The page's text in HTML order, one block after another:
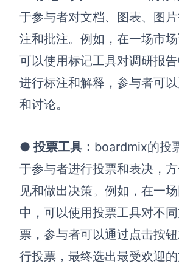
于参与者对文档、图表、图
注和批注。例如，在一场市场
可以使用标记工具对调研报
进行标注和解释，参与者可
和讨论。
● 投票工具 ： boardmix的投
于参与者进行投票和表决，
见和做出决策。例如，在一
中，可以使用投票工具对不
票，参与者可以通过点击按
行投票，最终选出最受欢迎的